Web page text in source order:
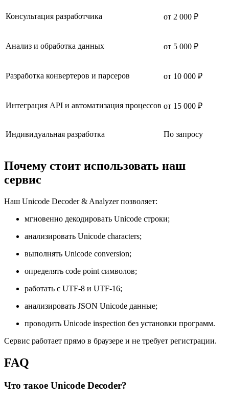
Консультация разработчика от 2 000 ₽
Анализ и обработка данных от 5 000 ₽
Разработка конвертеров и парсеров от 10 000 ₽
Интеграция API и автоматизация процессов от 15 000 ₽
Индивидуальная разработка По запросу
Почему стоит использовать наш
сервис
Наш Unicode Decoder & Analyzer позволяет:
мгновенно декодировать Unicode строки;
анализировать Unicode characters;
выполнять Unicode conversion;
определять code point символов;
работать с UTF-8 и UTF-16;
анализировать JSON Unicode данные;
проводить Unicode inspection без установки программ.
Сервис работает прямо в браузере и не требует регистрации.
FAQ
Что такое Unicode Decoder?